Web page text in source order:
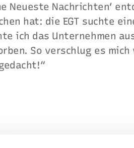
Neueste Nachrichten‘
hat: die EGT suchte
ich das Unternehmen
So verschlug es